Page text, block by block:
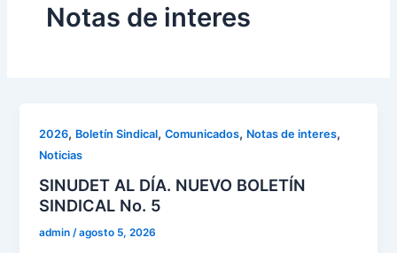
Notas de interes
2026, Boletín Sindical,Comunicados, Notas de interes,
Noticias
SINUDET AL DÍA. NUEVO BOLETÍN
SINDICAL No. 5
admin/agosto 5, 2026